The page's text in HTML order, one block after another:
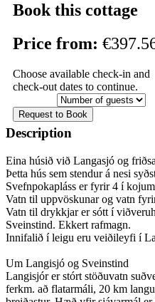
Book this cottage
Price from:
Choose available check-in and
check-out dates to continue.
Description
Eina húsið við Langasjó og
Þetta hús sem stendur á nesi
Svefnpokapláss er fyrir 4 í
Vatn til uppvöskunar og vatn
Vatn til drykkjar er sótt í
Sveinstind. Ekkert rafmagn.
Innifalið í leigu eru veiðileyfi í
Um Langisjó og Sveinstind
Langisjór er stórt stöðuvatn
ferkm. að flatarmáli, 20 km